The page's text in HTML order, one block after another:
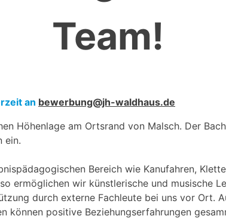
Team!
an bewerbung@jh-waldhaus.de
Höhenlage am Ortsrand von Malsch. Der
ein.
Bereich wie Kanufahren,
ermöglichen wir künstlerische und musische
durch externe Fachleute bei uns vor Ort.
können positive Beziehungserfahrungen